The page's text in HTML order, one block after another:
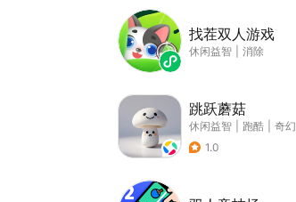
找茬双人游戏
休闲益智 消除
跳跃蘑菇
休闲益智 跑酷 奇幻
1.0